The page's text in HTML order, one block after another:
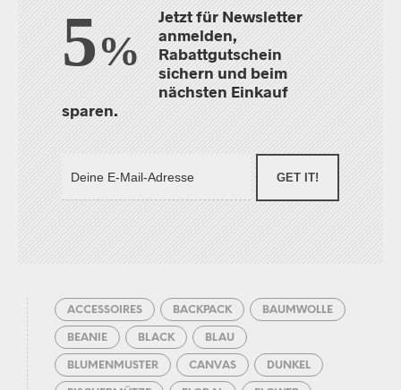
5%
Jetzt für Newsletter
anmelden,
Rabattgutschein
sichern und beim
nächsten Einkauf
sparen.
GET IT!
ACCESSOIRES BACKPACK BAUMWOLLE
BEANIE BLACK BLAU
BLUMENMUSTER CANVAS DUNKEL